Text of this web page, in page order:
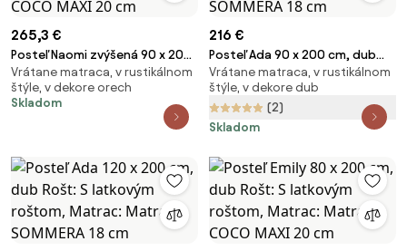
265,3 €
Posteľ Naomi zvýšená 90 x 200
cm, orech Rošt: Bez roštu,
Matrac: Matrac COCO MAXI 20
cm
Vrátane matraca, v rustikálnom
štýle, v dekore orech
Skladom
216 €
Posteľ Ada 90 x 200 cm, dub
Rošt: S latkovým roštom,
Matrac: Matrac SOMMERA 18
cm
Vrátane matraca, v rustikálnom
štýle, v dekore dub
(2)
Skladom